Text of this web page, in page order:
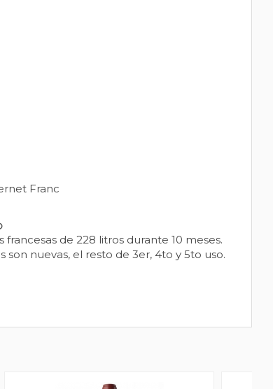
Franc
francesas de 228 litros durante 10 meses.
son nuevas, el resto de 3er, 4to y 5to uso.